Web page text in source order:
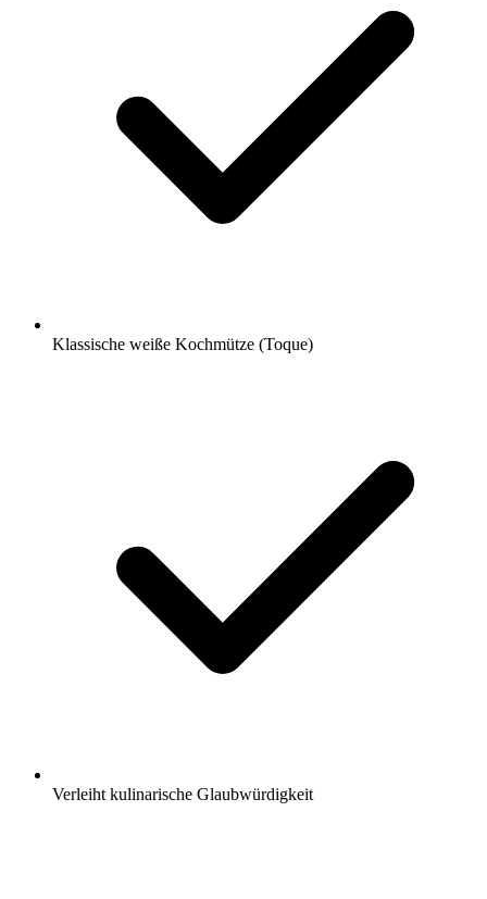
Klassische weiße Kochmütze (Toque)
Verleiht kulinarische Glaubwürdigkeit